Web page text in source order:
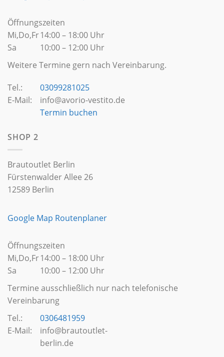
Öffnungszeiten
Mi,Do,Fr
Sa
14:00 – 18:00 Uhr
10:00 – 12:00 Uhr
Weitere Termine gern nach Vereinbarung.
Tel.:
E-Mail:
03099281025
info@avorio-vestito.de
Termin buchen
SHOP 2
Brautoutlet Berlin
Fürstenwalder Allee 26
12589 Berlin
Google Map Routenplaner
Öffnungszeiten
Mi,Do,Fr
Sa
14:00 – 18:00 Uhr
10:00 – 12:00 Uhr
Termine ausschließlich nur nach telefonische
Vereinbarung
Tel.:
E-Mail:
0306481959
info@brautoutlet-
berlin.de